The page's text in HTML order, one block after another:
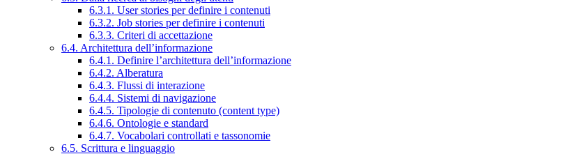
6.3.1. User stories per definire i contenuti
6.3.2. Job stories per definire i contenuti
6.3.3. Criteri di accettazione
6.4. Architettura dell’informazione
6.4.1. Definire l’architettura dell’informazione
6.4.2. Alberatura
6.4.3. Flussi di interazione
6.4.4. Sistemi di navigazione
6.4.5. Tipologie di contenuto (content type)
6.4.6. Ontologie e standard
6.4.7. Vocabolari controllati e tassonomie
6.5. Scrittura e linguaggio